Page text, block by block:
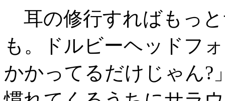
耳の修行すればもっ
も。ドルビーヘッドフ
かかってるだけじゃん?